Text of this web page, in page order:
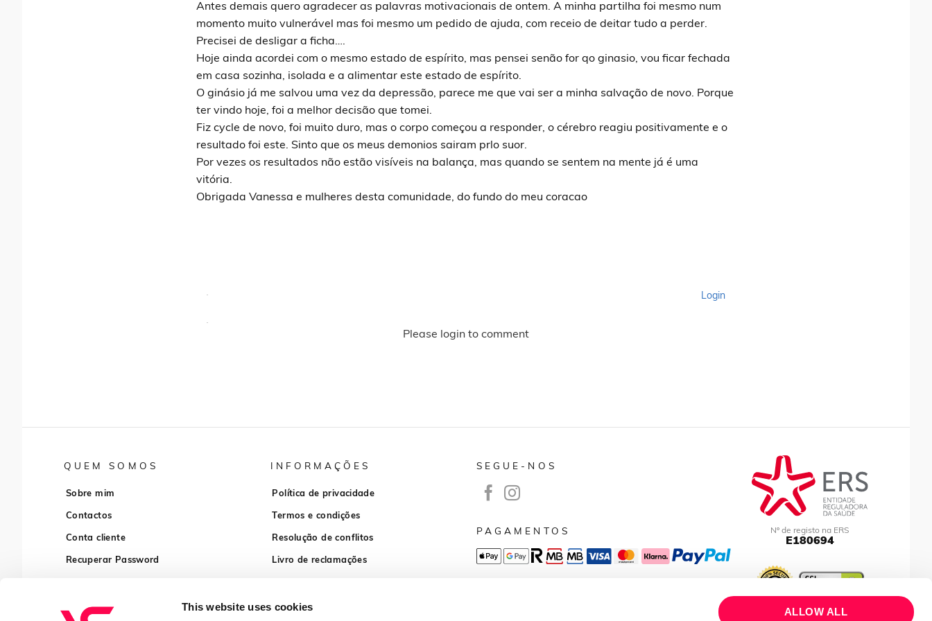
This website uses cookies ALLOW ALL
Antes demais quero agradecer as palavras motivacionais de ontem. A minha partilha foi mesmo num
momento muito vulnerável mas foi mesmo um pedido de ajuda, com receio de deitar tudo a perder.
Precisei de desligar a ficha….
Hoje ainda acordei com o mesmo estado de espírito, mas pensei senão for qo ginasio, vou ficar fechada
em casa sozinha, isolada e a alimentar este estado de espírito.
O ginásio já me salvou uma vez da depressão, parece me que vai ser a minha salvação de novo. Porque
ter vindo hoje, foi a melhor decisão que tomei.
Fiz cycle de novo, foi muito duro, mas o corpo começou a responder, o cérebro reagiu positivamente e o
resultado foi este. Sinto que os meus demonios sairam prlo suor.
Por vezes os resultados não estão visíveis na balança, mas quando se sentem na mente já é uma
vitória.
Obrigada Vanessa e mulheres desta comunidade, do fundo do meu coracao
Login
Please login to comment
QUEM SOMOS
Sobre mim
Contactos
Conta cliente
Recuperar Password
INFORMAÇÕES
Política de privacidade
Termos e condições
Resolução de conflitos
Livro de reclamações
SEGUE-NOS
PAGAMENTOS Nº de registo na ERS
E180694